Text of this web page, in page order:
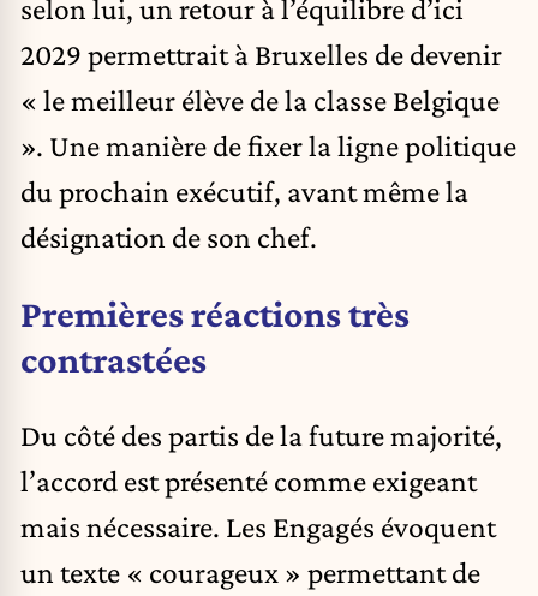
selon lui, un retour à l’équilibre d’ici
2029 permettrait à Bruxelles de devenir
« le meilleur élève de la classe Belgique
». Une manière de fixer la ligne politique
du prochain exécutif, avant même la
désignation de son chef.
Premières réactions très
contrastées
Du côté des partis de la future majorité,
l’accord est présenté comme exigeant
mais nécessaire. Les Engagés évoquent
un texte « courageux » permettant de